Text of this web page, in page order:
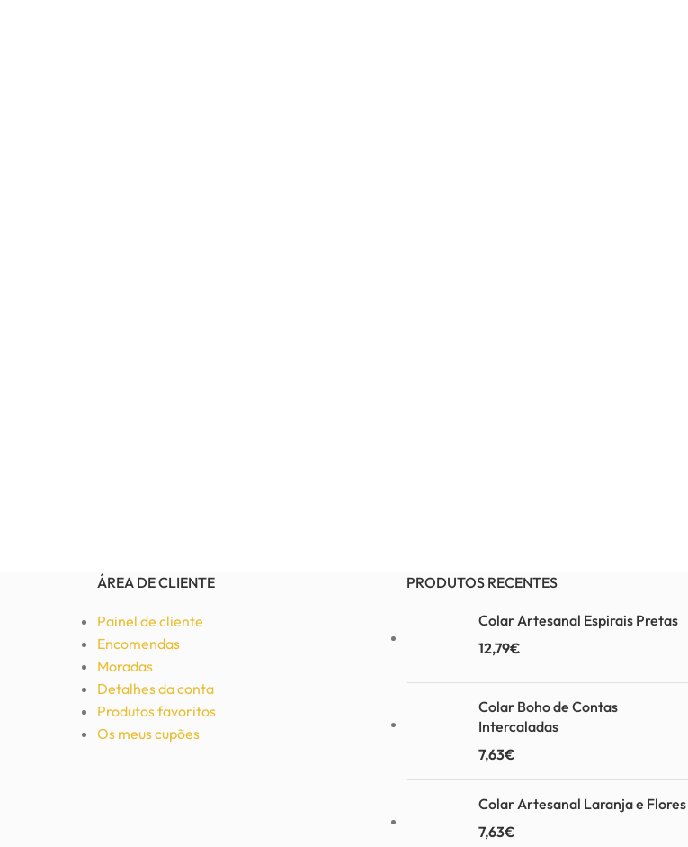
ÁREA DE CLIENTE
Painel de cliente
Encomendas
Moradas
Detalhes da conta
Produtos favoritos
Os meus cupões
PRODUTOS RECENTES
Colar Artesanal Espirais Pretas
12,79€
Colar Boho de Contas
Intercaladas
7,63€
Colar Artesanal Laranja e Flores
7,63€